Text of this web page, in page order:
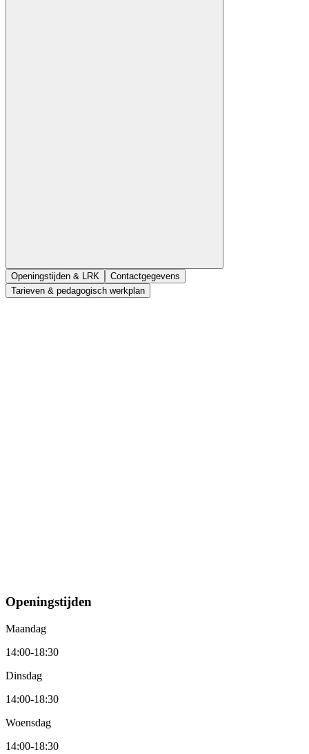
Openingstijden & LRK
Contactgegevens
Tarieven & pedagogisch werkplan
Openingstijden
Maandag
14:00-18:30
Dinsdag
14:00-18:30
Woensdag
14:00-18:30